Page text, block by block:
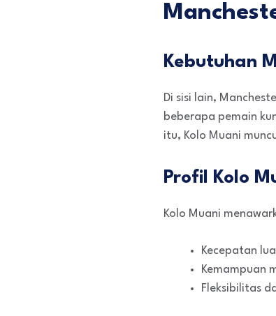
Kebutuhan
Di sisi lain,
beberapa pemain
itu, Kolo Muani
Profil Kolo
Kolo Muani
Kecepatan
Kemampuan
Fleksibilitas